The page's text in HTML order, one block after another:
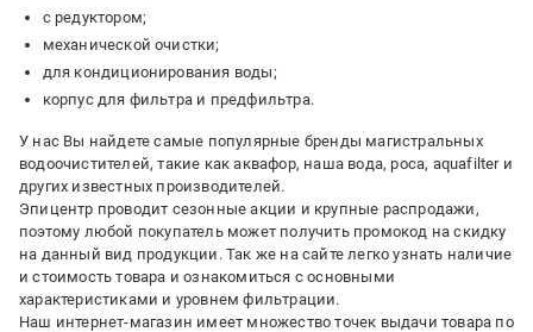
с редуктором;
механической очистки;
для кондиционирования воды;
корпус для фильтра и предфильтра.
У нас Вы найдете самые популярные бренды магистральных
водоочистителей, такие как аквафор, наша вода, роса, aquafilter и
других известных производителей.
Эпицентр проводит сезонные акции и крупные распродажи,
поэтому любой покупатель может получить промокод на скидку
на данный вид продукции. Так же на сайте легко узнать наличие
и стоимость товара и ознакомиться с основными
характеристиками и уровнем фильтрации.
Наш интернет-магазин имеет множество точек выдачи товара по